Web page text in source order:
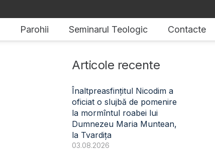
Parohii Seminarul Teologic Contacte
Articole recente
Înaltpreasfințitul Nicodim a
oficiat o slujbă de pomenire
la mormîntul roabei lui
Dumnezeu Maria Muntean,
la Tvardița
03.08.2026